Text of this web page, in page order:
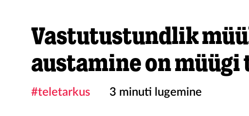
Vastutustundlik
austamine on
#teletarkus 3 minuti lugemine